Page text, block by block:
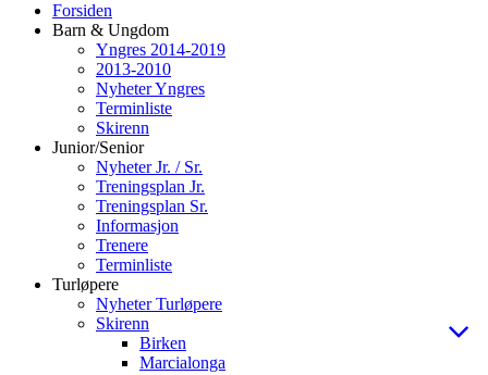
Forsiden
Barn & Ungdom
Yngres 2014-2019
2013-2010
Nyheter Yngres
Terminliste
Skirenn
Junior/Senior
Nyheter Jr. / Sr.
Treningsplan Jr.
Treningsplan Sr.
Informasjon
Trenere
Terminliste
Turløpere
Nyheter Turløpere
Skirenn
Birken
Marcialonga